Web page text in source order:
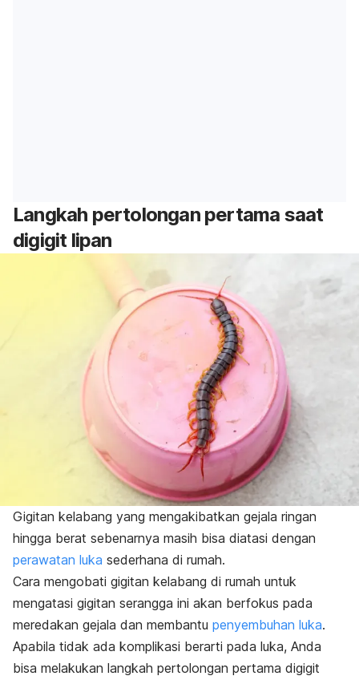
Langkah pertolongan pertama saat
digigit lipan
Gigitan kelabang yang mengakibatkan gejala ringan
hingga berat sebenarnya masih bisa diatasi dengan
perawatan luka sederhana di rumah.
Cara mengobati gigitan kelabang di rumah untuk
mengatasi gigitan serangga ini akan berfokus pada
meredakan gejala dan membantu penyembuhan luka.
Apabila tidak ada komplikasi berarti pada luka, Anda
bisa melakukan langkah pertolongan pertama digigit